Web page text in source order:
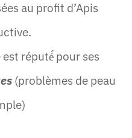
au profit d’Apis
réputé́ pour ses
(problèmes de peau